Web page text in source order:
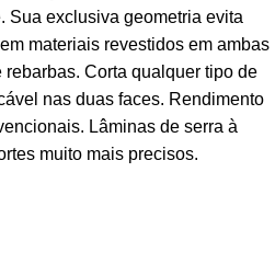
Sua exclusiva geometria evita
materiais revestidos em ambas
Corta qualquer tipo de
nas duas faces. Rendimento
Lâminas de serra à
muito mais precisos.